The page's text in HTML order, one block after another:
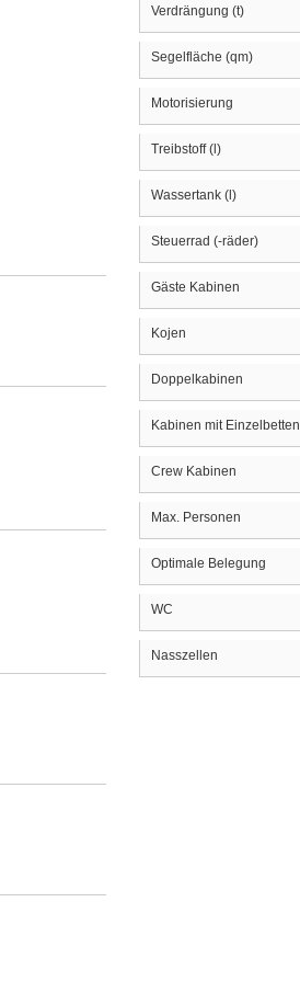
Verdrängung (t)
Segelfläche (qm)
Motorisierung
Treibstoff (l)
Wassertank (l)
Steuerrad (-räder)
Gäste Kabinen
Kojen
Doppelkabinen
Kabinen mit Einzelbetten
Crew Kabinen
Max. Personen
Optimale Belegung
WC
Nasszellen